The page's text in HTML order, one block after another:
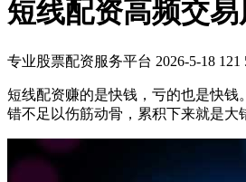
短线配资高频交
专业股票配资服务平台 2026-5-18 121
短线配资赚的是快钱，亏的也是快钱
错不足以伤筋动骨，累积下来就是大